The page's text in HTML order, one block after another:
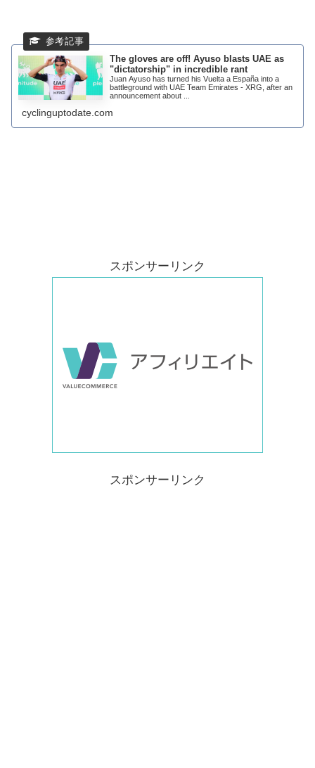
The gloves are off! Ayuso blasts UAE as
"dictatorship" in incredible rant
Juan Ayuso has turned his Vuelta a España into a
battleground with UAE Team Emirates - XRG, after an
announcement about ...
cyclinguptodate.com
スポンサーリンク
スポンサーリンク